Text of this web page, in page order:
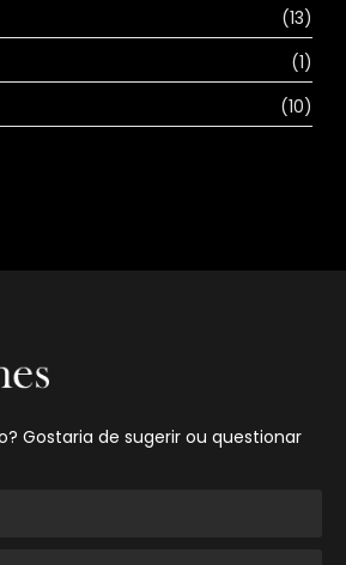
(13)
(1)
(10)
Gostaria de sugerir ou questionar